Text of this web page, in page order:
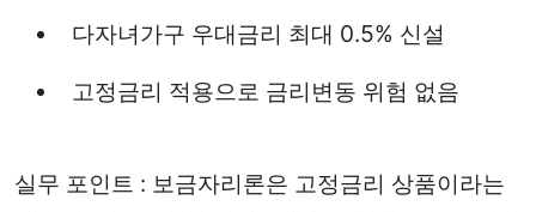
다자녀가구 우대금리 최대 0.5% 신설
고정금리 적용으로 금리변동 위험 없음
실무 포인트 : 보금자리론은 고정금리 상품이라는